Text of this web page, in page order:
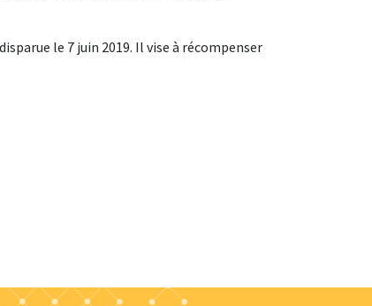
le 7 juin 2019. Il vise à récompenser